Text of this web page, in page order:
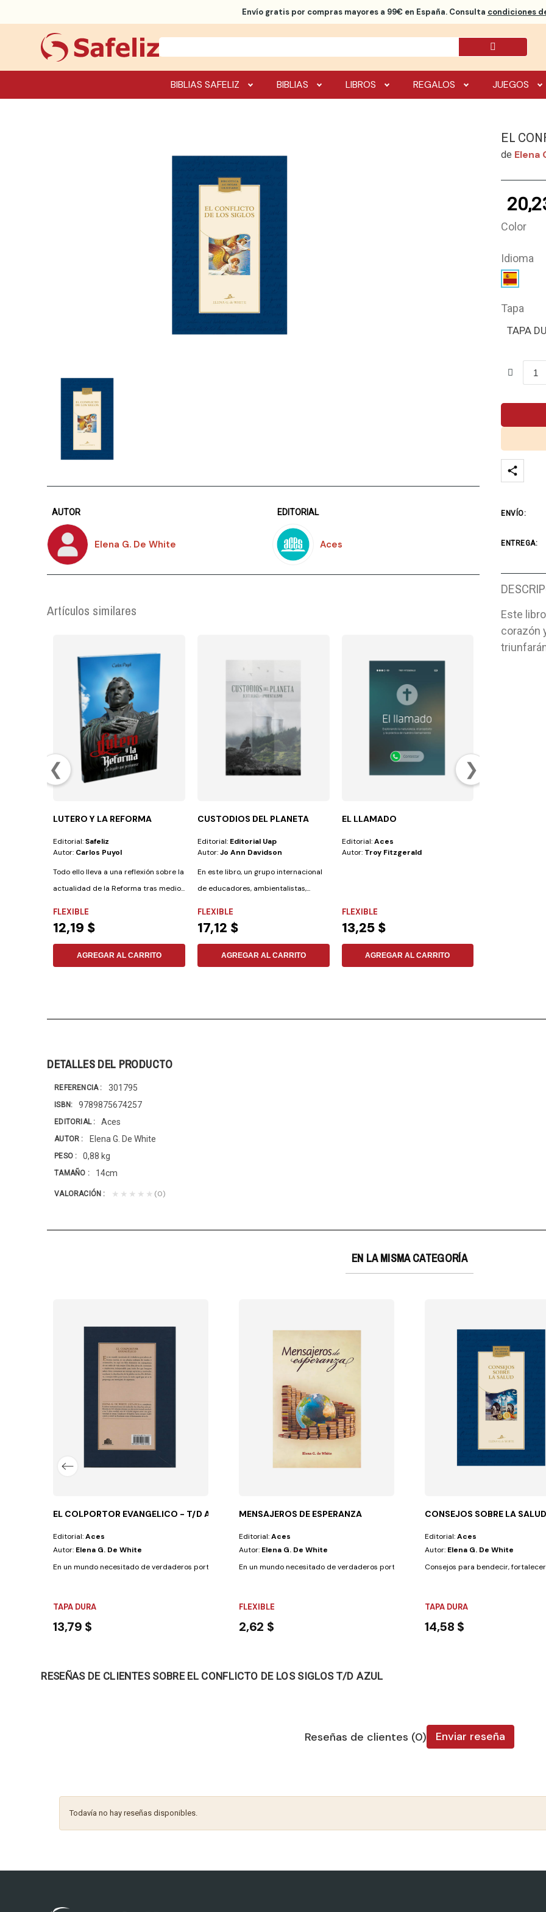
Envío gratispor compras mayores a 99€ en España. Consulta condiciones
BIBLIAS SAFELIZ BIBLIAS LIBROS REGALOS JUEGOS
AUTOR
Elena G. De White
EDITORIAL
Aces
Artículos similares
❮ ❯
LUTERO Y LA REFORMA
Editorial:Safeliz
Autor: Carlos Puyol
Todo ello lleva a una reflexión sobre la
actualidad de la Reforma tras medio...
FLEXIBLE
12,19 $
AGREGAR AL CARRITO
CUSTODIOS DEL PLANETA
Editorial: Editorial Uap
Autor:Jo Ann Davidson
En este libro, un grupo internacional
de educadores, ambientalistas,...
FLEXIBLE
17,12 $
AGREGAR AL CARRITO
EL LLAMADO
Editorial:Aces
Autor: Troy Fitzgerald
FLEXIBLE
13,25 $
AGREGAR AL CARRITO
EL
de Elena
Color
Idioma
Tapa
TAPA
ENVÍO:
ENTREGA:
Este
corazón
DETALLES DEL PRODUCTO
REFERENCIA 301795
ISBN 9789875674257
EDITORIAL Aces
AUTOR Elena G. De White
PESO 0,88 kg
TAMAÑO 14cm
VALORACIÓN ★★★★★ (0)
EN LA MISMA CATEGORÍA
EL COLPORTOR EVANGELICO - T/D AZUL
Editorial:Aces
Autor: Elena G. De White
En un mundo necesitado de verdaderos portadores de buenas nuevas, en un planeta...
TAPA DURA
13,79 $
MENSAJEROS DE ESPERANZA
Editorial:Aces
Autor: Elena G. De White
En un mundo necesitado de verdaderos portadores de buenas nuevas, en un planeta...
FLEXIBLE
2,62 $
CONSEJOS SOBRE LA
Editorial:Aces
Autor: Elena G. De White
Consejos para bendecir,
TAPA DURA
14,58 $
RESEÑAS DE CLIENTES SOBRE EL CONFLICTO DE LOS SIGLOS T/D AZUL
Reseñas de clientes (0) Enviar reseña
Todavía no hay reseñas disponibles.